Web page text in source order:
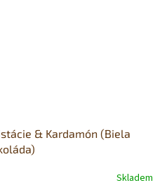
& Kardamón (Biela
Skladem